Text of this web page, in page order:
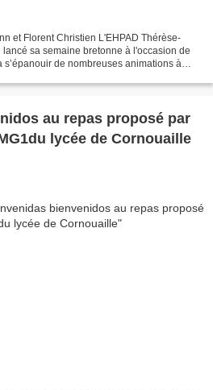
Christien L'EHPAD Thérèse-
sa semaine bretonne à l'occasion de
de nombreuses animations à
au repas proposé par
lycée de Cornouaille